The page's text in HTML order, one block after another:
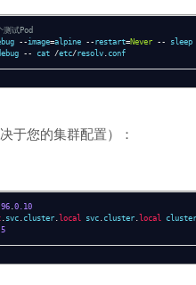
试Pod
--image=alpine -- restart=Never -- sleep
-- cat /etc/resolv . conf
于您的集群配置）：
.0.10
. svc . cluster . local svc . cluster . local cluster
5